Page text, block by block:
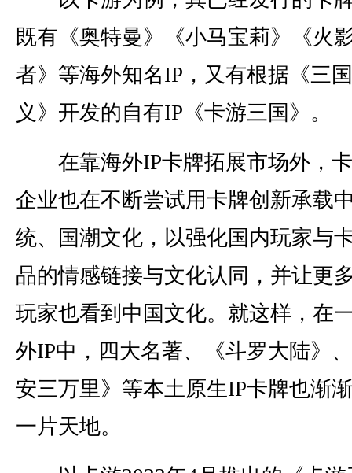
既有《奥特曼》《小马宝莉》《火
者》等海外知名IP，又有根据《三
义》开发的自有IP《卡游三国》。
在靠海外IP卡牌拓展市场外，
企业也在不断尝试用卡牌创新承载
统、国潮文化，以强化国内玩家与
品的情感链接与文化认同，并让更
玩家也看到中国文化。就这样，在
外IP中，四大名著、《斗罗大陆》
安三万里》等本土原生IP卡牌也渐
一片天地。